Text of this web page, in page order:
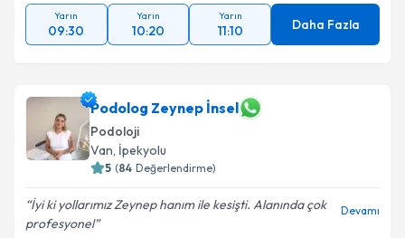
Yarın
09:30
Yarın
10:20
Yarın
11:10 Daha Fazla
Podolog Zeynep İnsel
Podoloji
Van, İpekyolu
5 (84 Değerlendirme)
İyi ki yollarımız Zeynep hanım ile kesişti. Alanında çok
profesyonel
Devamı